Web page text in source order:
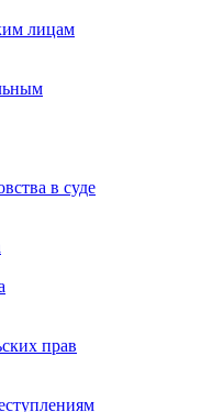
лицам
в суде
прав